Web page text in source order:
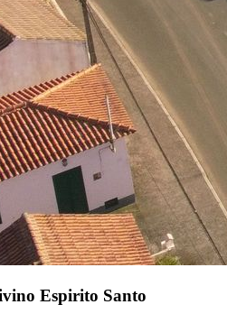
Espirito Santo